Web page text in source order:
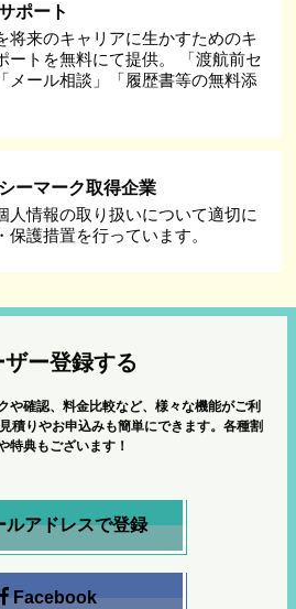
ポート
将来のキャリアに生かすためのキ
ートを無料にて提供。 「渡航前セ
メール相談」「履歴書等の無料添
ーマーク取得企業
人情報の取り扱いについて適切に
保護措置を行っています。
ザー登録する
や確認、料金比較など、様々な機能がご利
積りやお申込みも簡単にできます。各種割
特典もございます！
ルアドレスで登録
Facebook